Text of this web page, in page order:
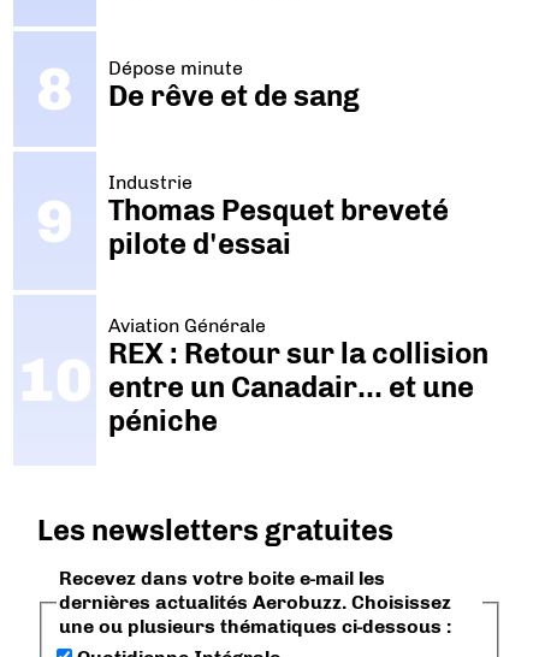
Dépose minute
De rêve et de sang
Industrie
Thomas Pesquet breveté
pilote d'essai
Aviation Générale
REX : Retour sur la collision
entre un Canadair… et une
péniche
Les newsletters gratuites
Recevez dans votre boite e-mail les
dernières actualités Aerobuzz. Choisissez
une ou plusieurs thématiques ci-dessous :